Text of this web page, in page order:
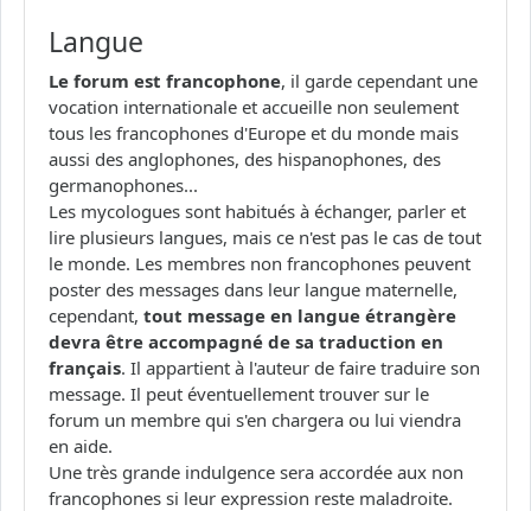
Langue
Le forum est francophone, il garde cependant une
vocation internationale et accueille non seulement
tous les francophones d'Europe et du monde mais
aussi des anglophones, des hispanophones, des
germanophones...
Les mycologues sont habitués à échanger, parler et
lire plusieurs langues, mais ce n'est pas le cas de tout
le monde. Les membres non francophones peuvent
poster des messages dans leur langue maternelle,
cependant, tout message en langue étrangère
devra être accompagné de sa traduction en
français. Il appartient à l'auteur de faire traduire son
message. Il peut éventuellement trouver sur le
forum un membre qui s'en chargera ou lui viendra
en aide.
Une très grande indulgence sera accordée aux non
francophones si leur expression reste maladroite.